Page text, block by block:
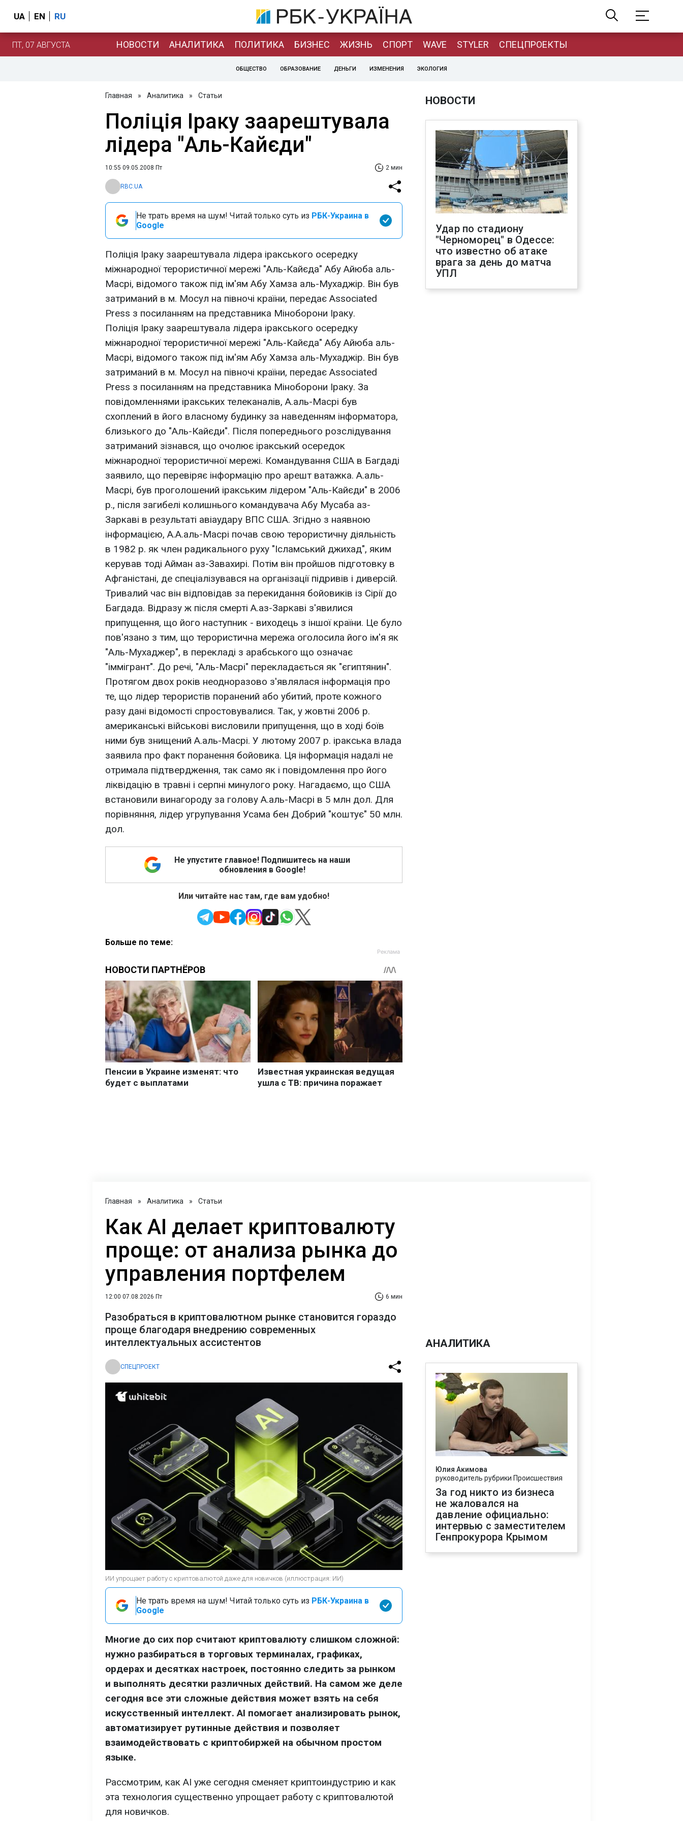
UA EN RU
ПТ, 07 АВГУСТА НОВОСТИ АНАЛИТИКА ПОЛИТИКА БИЗНЕС ЖИЗНЬ СПОРТ WAVE STYLER СПЕЦПРОЕКТЫ
ОБЩЕСТВО ОБРАЗОВАНИЕ ДЕНЬГИ ИЗМЕНЕНИЯ ЭКОЛОГИЯ
Главная » Аналитика » Статьи
Поліція Іраку заарештувала
лідера "Аль-Кайєди"
10:55 09.05.2008 Пт 2 мин
RBC.UA
Не трать время на шум! Читай только суть из РБК-Украина в
Google
Поліція Іраку заарештувала лідера іракського осередку
міжнародної терористичної мережі "Аль-Кайєда" Абу Айюба аль-
Масрі, відомого також під ім'ям Абу Хамза аль-Мухаджір. Він був
затриманий в м. Мосул на півночі країни, передає Associated
Press з посиланням на представника Міноборони Іраку.
Поліція Іраку заарештувала лідера іракського осередку
міжнародної терористичної мережі "Аль-Кайєда" Абу Айюба аль-
Масрі, відомого також під ім'ям Абу Хамза аль-Мухаджір. Він був
затриманий в м. Мосул на півночі країни, передає Associated
Press з посиланням на представника Міноборони Іраку. За
повідомленнями іракських телеканалів, А.аль-Масрі був
схоплений в його власному будинку за наведенням інформатора,
близького до "Аль-Кайєди". Після попереднього розслідування
затриманий зізнався, що очолює іракський осередок
міжнародної терористичної мережі. Командування США в Багдаді
заявило, що перевіряє інформацію про арешт ватажка. А.аль-
Масрі, був проголошений іракським лідером "Аль-Кайєди" в 2006
р., після загибелі колишнього командувача Абу Мусаба аз-
Заркаві в результаті авіаудару ВПС США. Згідно з наявною
інформацією, А.А.аль-Масрі почав свою терористичну діяльність
в 1982 р. як член радикального руху "Ісламський джихад", яким
керував тоді Айман аз-Завахирі. Потім він пройшов підготовку в
Афганістані, де спеціалізувався на організації підривів і диверсій.
Тривалий час він відповідав за перекидання бойовиків із Сірії до
Багдада. Відразу ж після смерті А.аз-Заркаві з'явилися
припущення, що його наступник - виходець з іншої країни. Це було
пов'язано з тим, що терористична мережа оголосила його ім'я як
"Аль-Мухаджер", в перекладі з арабського що означає
"іммігрант". До речі, "Аль-Масрі" перекладається як "єгиптянин".
Протягом двох років неодноразово з'являлася інформація про
те, що лідер терористів поранений або убитий, проте кожного
разу дані відомості спростовувалися. Так, у жовтні 2006 р.
американські військові висловили припущення, що в ході боїв
ними був знищений А.аль-Масрі. У лютому 2007 р. іракська влада
заявила про факт поранення бойовика. Ця інформація надалі не
отримала підтвердження, так само як і повідомлення про його
ліквідацію в травні і серпні минулого року. Нагадаємо, що США
встановили винагороду за голову А.аль-Масрі в 5 млн дол. Для
порівняння, лідер угрупування Усама бен Добрий "коштує" 50 млн.
дол.
Не упустите главное! Подпишитесь на наши
обновления в Google!
Или читайте нас там, где вам удобно!
Больше по теме:
НОВОСТИ
Удар по стадиону
"Черноморец" в Одессе:
что известно об атаке
врага за день до матча
УПЛ
Главная » Аналитика » Статьи
Как AI делает криптовалюту
проще: от анализа рынка до
управления портфелем
12:00 07.08.2026 Пт 6 мин
Разобраться в криптовалютном рынке становится гораздо
проще благодаря внедрению современных
интеллектуальных ассистентов
СПЕЦПРОЕКТ
ИИ упрощает работу с криптовалютой даже для новичков (иллюстрация: ИИ)
Не трать время на шум! Читай только суть из РБК-Украина в
Google
Многие до сих пор считают криптовалюту слишком сложной:
нужно разбираться в торговых терминалах, графиках,
ордерах и десятках настроек, постоянно следить за рынком
и выполнять десятки различных действий. На самом же деле
сегодня все эти сложные действия может взять на себя
искусственный интеллект. AI помогает анализировать рынок,
автоматизирует рутинные действия и позволяет
взаимодействовать с криптобиржей на обычном простом
языке.
Рассмотрим, как AI уже сегодня сменяет криптоиндустрию и как
эта технология существенно упрощает работу с криптовалютой
для новичков.
АНАЛИТИКА
Юлия Акимова
руководитель рубрики Происшествия
За год никто из бизнеса
не жаловался на
давление официально:
интервью с заместителем
Генпрокурора Крымом